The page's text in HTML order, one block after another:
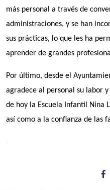
más personal a través de
administraciones, y se han
sus prácticas, lo que les ha
aprender de grandes
Por último, desde el
agradece al personal su labor
de hoy la Escuela Infantil Nina
así como a la confianza de las